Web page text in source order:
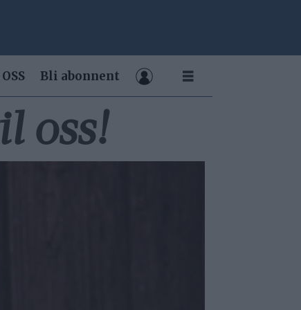
Bli abonnent
oss!